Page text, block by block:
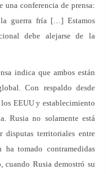
conferencia de prensa:
guerra fría […] Estamos
debe alejarse de la
indica que ambos están
Con respaldo desde
EEUU y establecimiento
Rusia no solamente está
disputas territoriales entre
tomado contramedidas
Rusia demostró su